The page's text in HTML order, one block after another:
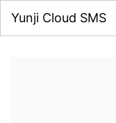
Yunji Cloud SMS